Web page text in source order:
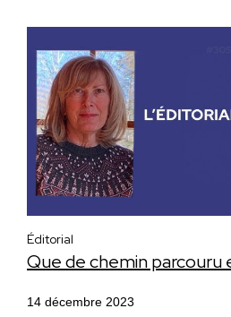
Que de chemin parcouru
14 décembre 2023
Éditorial